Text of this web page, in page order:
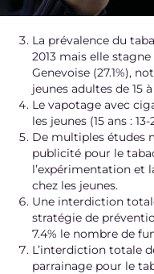
La prévalence du
2013 mais elle
Genevoise (27.1%),
jeunes adultes de 15
Le vapotage avec
les jeunes (15 ans : 13-
De multiples études
publicité pour le
l’expérimentation et
chez les jeunes.
Une interdiction
stratégie de
7.4% le nombre de
L’interdiction totale
parrainage pour le